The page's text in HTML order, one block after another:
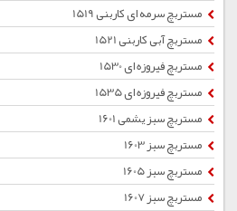
مستربچ سرمه ای کاربنی 1519
مستربچ آبی کاربنی 1521
مستربچ فیروزه ای 1530
مستربچ فیروزه ای 1535
مستربچ سبز یشمی 1601
مستربچ سبز 1603
مستربچ سبز 1605
مستربچ سبز 1607